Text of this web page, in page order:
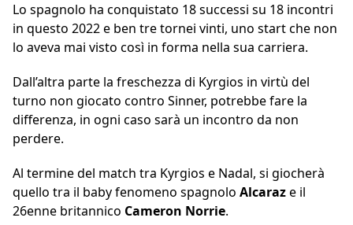
Lo spagnolo ha conquistato 18 successi su 18 incontri
in questo 2022 e ben tre tornei vinti, uno start che non
lo aveva mai visto così in forma nella sua carriera.
Dall’altra parte la freschezza di Kyrgios in virtù del
turno non giocato contro Sinner, potrebbe fare la
differenza, in ogni caso sarà un incontro da non
perdere.
Al termine del match tra Kyrgios e Nadal, si giocherà
quello tra il baby fenomeno spagnolo Alcaraze il
26enne britannico Cameron Norrie.